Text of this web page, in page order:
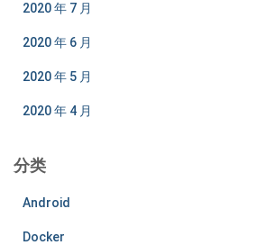
2020 年 7 月
2020 年 6 月
2020 年 5 月
2020 年 4 月
分类
Android
Docker